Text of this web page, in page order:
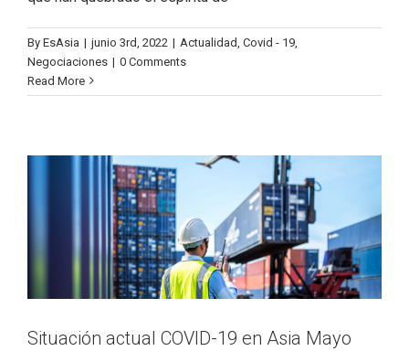
By EsAsia | junio 3rd, 2022 | Actualidad Covid - 19
Negociaciones | 0 Comments
Read MoreSituación actual COVID-19 en Asia
Situación actual COVID-19 en Asia Mayo